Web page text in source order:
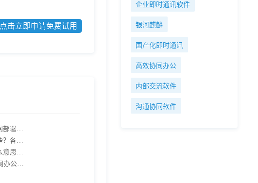
点击立即申请免费试用
企业即时通讯软件
银河麒麟
国产化即时通讯
高效协同办公
内部交流软件
沟通协同软件